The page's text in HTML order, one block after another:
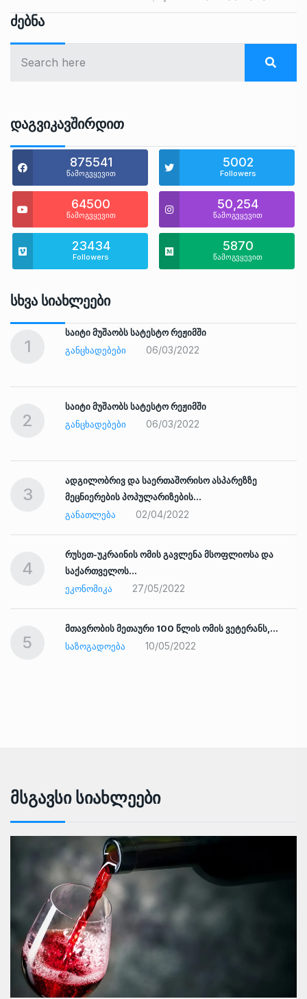
Ძებნა
Დაგვიკავშირდით
875541
წამოგვყევით
5002
Followers
64500
წამოგვყევით
50,254
წამოგვყევით
23434
Followers
5870
წამოგვყევით
Სხვა Სიახლეები
1
საიტი მუშაობს სატესტო რეჟიმში
ᲒᲐᲜᲪᲮᲐᲓᲔᲑᲔᲑᲘ
06/03/2022
2
საიტი მუშაობს სატესტო რეჟიმში
ᲒᲐᲜᲪᲮᲐᲓᲔᲑᲔᲑᲘ
06/03/2022
3
ადგილობრივ და საერთაშორისო ასპარეზზე
მეცნიერების პოპულარიზების…
ᲒᲐᲜᲐᲗᲚᲔᲑᲐ
02/04/2022
4
რუსეთ-უკრაინის ომის გავლენა მსოფლიოსა და
საქართველოს…
ᲔᲙᲝᲜᲝᲛᲘᲙᲐ
27/05/2022
5
მთავრობის მეთაური 100 წლის ომის ვეტერანს,…
ᲡᲐᲖᲝᲒᲐᲓᲝᲔᲑᲐ
10/05/2022
Მსგავსი Სიახლეები